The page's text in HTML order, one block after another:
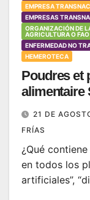
EMPRESA
EMPRESAS
ORGANIZACIÓN DE
AGRICULTURA O FAO
ENFERMEDAD NO
HEMEROTECA
Poudres et
alimentaire
21 DE
FRÍAS
¿Qué
en todos los
artificiales”,